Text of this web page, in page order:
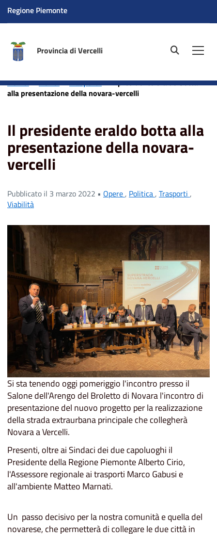
Regione Piemonte
Provincia di Vercelli site.searc
Home News Trasporti
Il presidente eraldo botta
alla presentazione della novara-vercelli
Il presidente eraldo botta alla
presentazione della novara-
vercelli
Pubblicato il 3 marzo 2022 • Opere, Politica, Trasporti ,
Viabilità
Si sta tenendo oggi pomeriggio l'incontro presso il
Salone dell'Arengo del Broletto di Novara l'incontro di
presentazione del nuovo progetto per la realizzazione
della strada extraurbana principale che collegherà
Novara a Vercelli.
Presenti, oltre ai Sindaci dei due capoluoghi il
Presidente della Regione Piemonte Alberto Cirio,
l'Assessore regionale ai trasporti Marco Gabusi e
all'ambiente Matteo Marnati.
Un passo decisivo per la nostra comunità e quella del
novarese, che permetterà di collegare le due città in